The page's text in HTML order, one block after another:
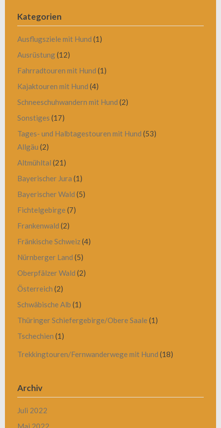
Kategorien
Ausflugsziele mit Hund (1)
Ausrüstung(12)
Fahrradtouren mit Hund (1)
Kajaktouren mit Hund (4)
Schneeschuhwandern mit Hund (2)
Sonstiges (17)
Tages- und Halbtagestouren mit Hund (53)
Allgäu (2)
Altmühltal (21)
Bayerischer Jura (1)
Bayerischer Wald (5)
Fichtelgebirge (7)
Frankenwald (2)
Fränkische Schweiz(4)
Nürnberger Land (5)
Oberpfälzer Wald (2)
Österreich (2)
Schwäbische Alb (1)
Thüringer Schiefergebirge/Obere Saale (1)
Tschechien (1)
Trekkingtouren/Fernwanderwege mit Hund (18)
Archiv
Juli 2022
Mai 2022